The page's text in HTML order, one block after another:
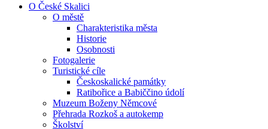
O České Skalici
O městě
Charakteristika města
Historie
Osobnosti
Fotogalerie
Turistické cíle
Českoskalické památky
Ratibořice a Babiččino údolí
Muzeum Boženy Němcové
Přehrada Rozkoš a autokemp
Školství